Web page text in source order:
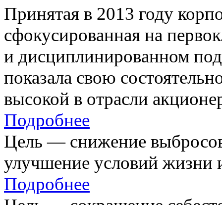
Принятая в 2013 году
сфокусированная на
и дисциплинированном
показала свою
высокой в отрасли
Подробнее
Цель — снижение
улучшение условий жизни
Подробнее